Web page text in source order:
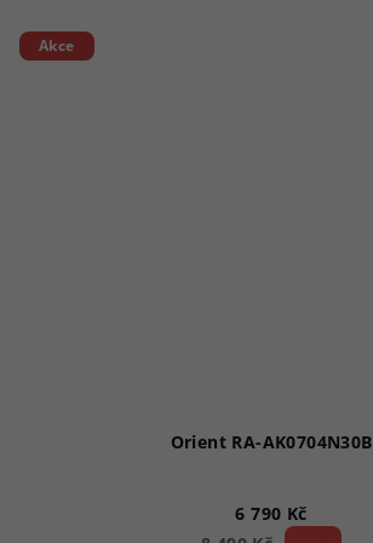
Akce
Orient RA-AK0704N30B
6 790 Kč